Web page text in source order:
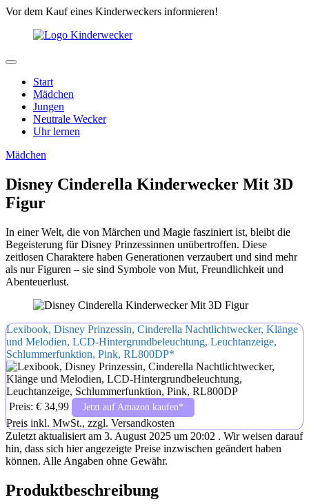
Vor dem Kauf eines Kinderweckers informieren!
Start
Mädchen
Jungen
Neutrale Wecker
Uhr lernen
Mädchen
Disney Cinderella Kinderwecker Mit 3D
Figur
In einer Welt, die von Märchen und Magie fasziniert ist, bleibt die
Begeisterung für Disney Prinzessinnen unübertroffen. Diese
zeitlosen Charaktere haben Generationen verzaubert und sind mehr
als nur Figuren – sie sind Symbole von Mut, Freundlichkeit und
Abenteuerlust.
Lexibook, Disney Prinzessin, Cinderella Nachtlichtwecker, Klänge
und Melodien, LCD-Hintergrundbeleuchtung, Leuchtanzeige,
Schlummerfunktion, Pink, RL800DP*
Preis: € 34,99 Jetzt auf Amazon kaufen*
Preis inkl. MwSt., zzgl. Versandkosten
Zuletzt aktualisiert am 3. August 2025 um 20:02 . Wir weisen darauf
hin, dass sich hier angezeigte Preise inzwischen geändert haben
können. Alle Angaben ohne Gewähr.
Produktbeschreibung